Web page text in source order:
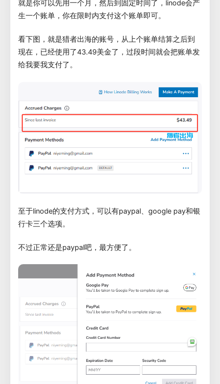
就是你可以先用一个月，然后到固定时间了，linode会产
生一个账单，你在限时内支付这个账单即可。
看下图，就是猎者出海的账号，从上个账单结算之后到
现在，已经使用了43.49美金了，过段时间就会把账单发
给我要我支付了。
至于linode的支付方式，可以有paypal、google pay和银
行卡三个选项。
不过正常还是paypal吧，最方便了。